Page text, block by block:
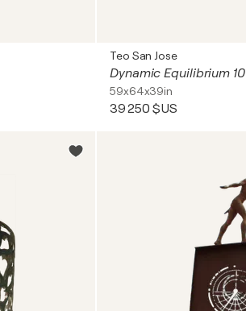
Teo San Jose
Dynamic Equilibrium 10
59x64x39in
39 250 $US